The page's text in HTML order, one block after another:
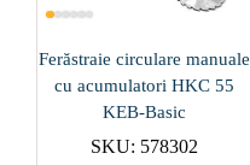
12000-24000(1)
14000(0)
19000(0)
Ferăstraie circulare manuale
cu acumulatori HKC 55
KEB-Basic
SKU: 578302